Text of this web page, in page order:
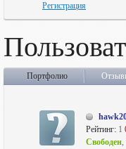
Регистрация
Портфолио
Рейтинг: 1
Свободен,